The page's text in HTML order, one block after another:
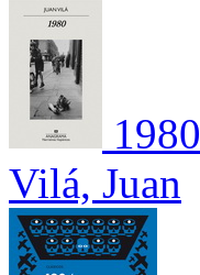
1980
Vilá, Juan